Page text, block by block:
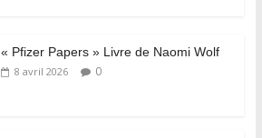
« Pfizer Papers » Livre de Naomi Wolf
8 avril 2026 0